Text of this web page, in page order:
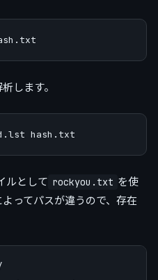
します。
ルとして rockyou.txt を使
ってパスが違うので、存在